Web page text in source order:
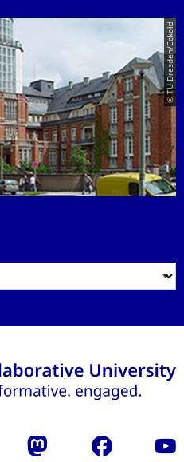
© TU Dresden/Eckold
Mastodon Facebook